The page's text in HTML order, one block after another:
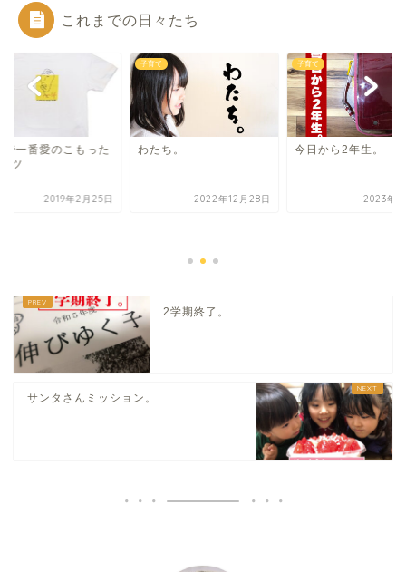
これまでの日々たち
で一番愛のこもった
ツ
2019年2月25日
子育て
わたち。
2022年12月28日
子育て
今日から2年生。
2023年4
2学期終了。
サンタさんミッション。